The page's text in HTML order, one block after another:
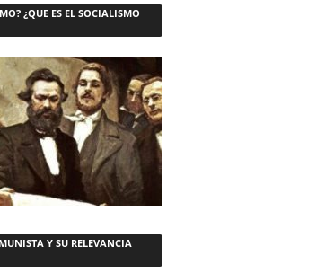
¿QUE ES EL SOCIALISMO
Y SU RELEVANCIA